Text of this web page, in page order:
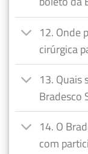
12. Onde
cirúrgica
13. Quais
Bradesco
14. O
com